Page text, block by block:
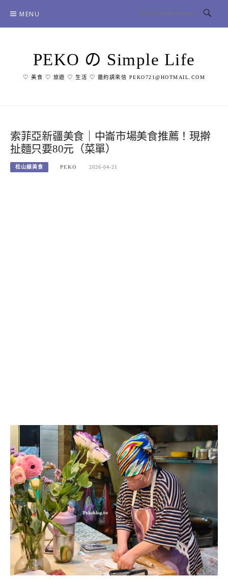
content
MENU
PEKO の Simple Life
♡ 美食 ♡ 旅遊 ♡ 生活 ♡ 邀約請來信 PEKO721@HOTMAIL.COM
索菲亞新疆美食｜中崙市場美食推薦！現擀
扯麵只要80元（菜單）
松山線美食 PEKO 2026-04-21